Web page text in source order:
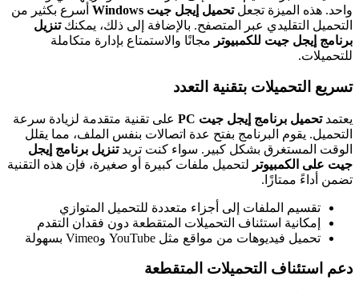
واحد. هذه الميزة تجعلتحميل إيجل جيت Windows
أسرع بكثير من
التحميل التقليدي عبر المتصفح. بالإضافة إلى ذلك، يمكنكتنزيل
برنامج إيجل جيت للكمبيوتر مجانًا والاستمتاع بإدارة متكاملة
للتحميلات.
تسريع التحميلات بتقنية التعدد
يعتمدتحميل برنامج إيجل جيت PC
على تقنية متقدمة لزيادة سرعة
التحميل. يقوم البرنامج بفتح عدة اتصالات بنفس الملف، مما يقلل
الوقت المستغرق بشكل كبير. سواء كنت تريدتنزيل برنامج إيجل
جيت على الكمبيوتر لتحميل ملفات كبيرة أو صغيرة، فإن هذه التقنية
تضمن أداءً ممتازًا.
تقسيم الملفات إلى أجزاء متعددة للتحميل المتوازي
إمكانية استئناف التحميلات المتقطعة دون فقدان التقدم
تحميل فيديوهات من مواقع مثل YouTube وVimeo بسهولة
دعم استئناف التحميلات المتقطعة